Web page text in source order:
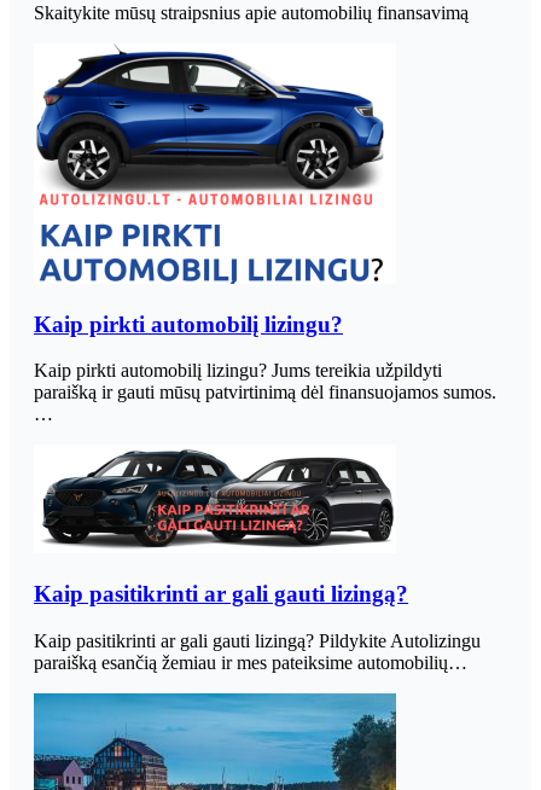
Skaitykite mūsų straipsnius apie automobilių finansavimą
Kaip pirkti automobilį lizingu?
Kaip pirkti automobilį lizingu? Jums tereikia užpildyti
paraišką ir gauti mūsų patvirtinimą dėl finansuojamos sumos.
…
Kaip pasitikrinti ar gali gauti lizingą?
Kaip pasitikrinti ar gali gauti lizingą? Pildykite Autolizingu
paraišką esančią žemiau ir mes pateiksime automobilių…